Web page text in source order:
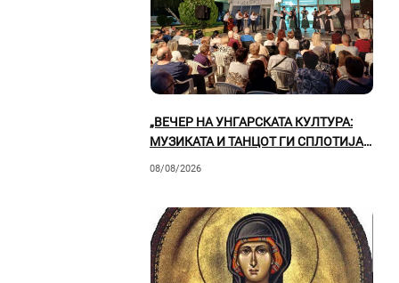
„ВЕЧЕР НА УНГАРСКАТА КУЛТУРА:
МУЗИКАТА И ТАНЦОТ ГИ СПЛОТИЈА
08/08/2026